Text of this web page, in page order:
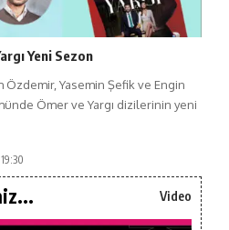
Yeni Sezon
Yasemin Şefik ve Engin
Ömer ve Yargı dizilerinin yeni
Video